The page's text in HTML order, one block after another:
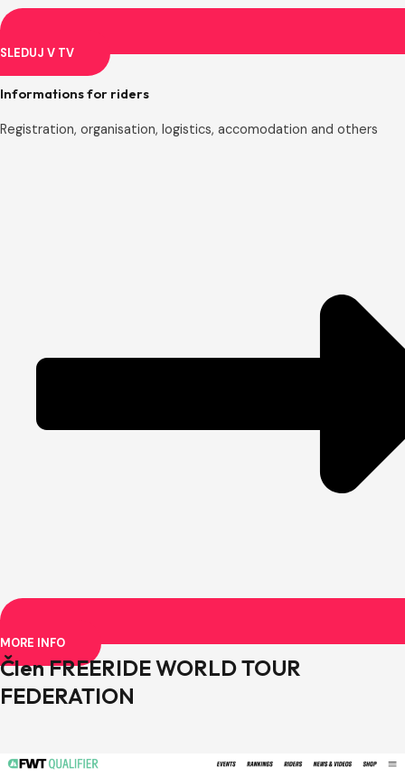
SLEDUJ V TV
Informations for riders
Registration, organisation, logistics, accomodation and others
MORE INFO
Člen FREERIDE WORLD TOUR
FEDERATION